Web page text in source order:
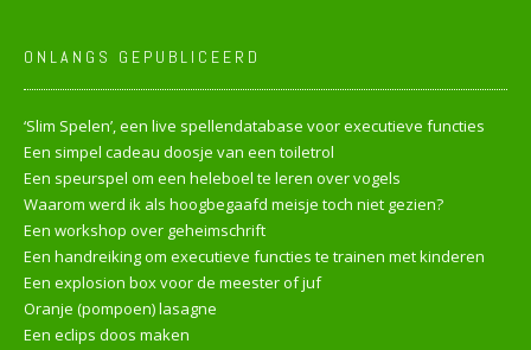
ONLANGS GEPUBLICEERD
‘Slim Spelen’, een live spellendatabase voor executieve functies
Een simpel cadeau doosje van een toiletrol
Een speurspel om een heleboel te leren over vogels
Waarom werd ik als hoogbegaafd meisje toch niet gezien?
Een workshop over geheimschrift
Een handreiking om executieve functies te trainen met kinderen
Een explosion box voor de meester of juf
Oranje (pompoen) lasagne
Een eclips doos maken